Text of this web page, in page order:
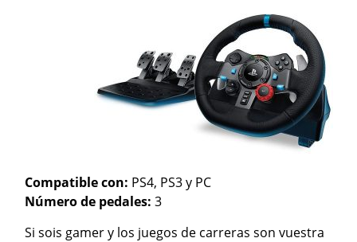
Compatible con: PS4, PS3 y PC
Número de pedales: 3
Si sois gamer y los juegos de carreras son vuestra